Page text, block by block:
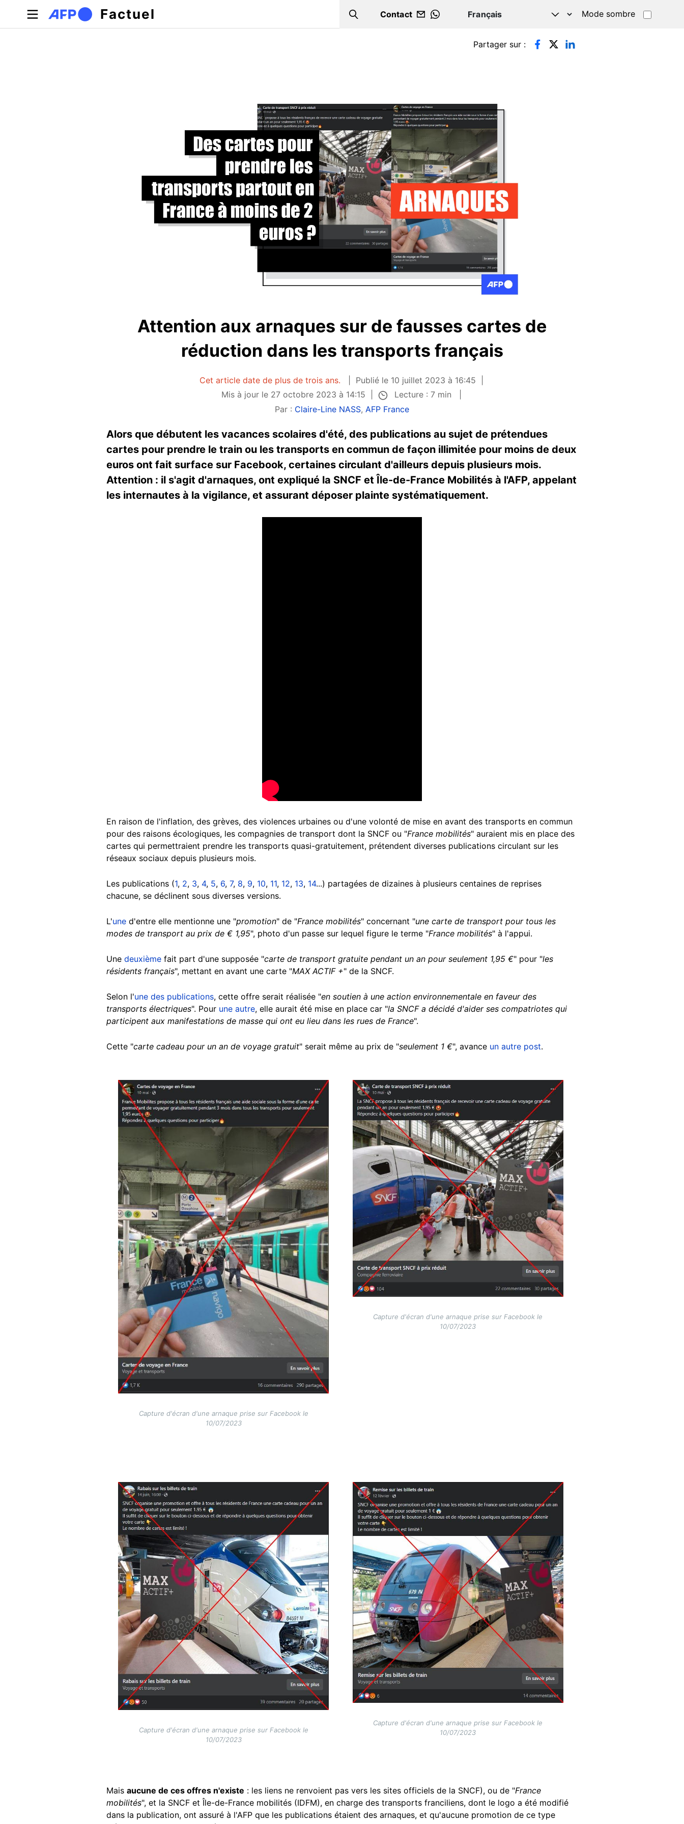
Aller au contenu principal
Factuel Search
Contact
WHATSAPP
Mode sombre
Onglets principaux Partager sur :
Attention aux arnaques sur de fausses cartes de
réduction dans les transports français
Cet article date de plus de trois ans.
Publié le 10 juillet 2023 à 16:45
Mis à jour le 27 octobre 2023 à 14:15
Lecture : 7 min
Par : Claire-Line NASS, AFP France
Alors que débutent les vacances scolaires d'été, des publications au sujet de prétendues
cartes pour prendre le train ou les transports en commun de façon illimitée pour moins de deux
euros ont fait surface sur Facebook, certaines circulant d'ailleurs depuis plusieurs mois.
Attention : il s'agit d'arnaques, ont expliqué la SNCF et Île-de-France Mobilités à l'AFP, appelant
les internautes à la vigilance, et assurant déposer plainte systématiquement.
En raison de l'inflation, des grèves, des violences urbaines ou d'une volonté de mise en avant des transports en commun
pour des raisons écologiques, les compagnies de transport dont la SNCF ou "France mobilités" auraient mis en place des
cartes qui permettraient prendre les transports quasi-gratuitement, prétendent diverses publications circulant sur les
réseaux sociaux depuis plusieurs mois.
Les publications (1, 2, 3, 4, 5, 6, 7, 8, 9, 10, 11, 12, 13, 14...) partagées de dizaines à plusieurs centaines de reprises
chacune, se déclinent sous diverses versions.
L'une d'entre elle mentionne une "promotion" de "France mobilités" concernant "une carte de transport pour tous les
modes de transport au prix de € 1,95", photo d'un passe sur lequel figure le terme "France mobilités" à l'appui.
Une deuxième fait part d'une supposée "carte de transport gratuite pendant un an pour seulement 1,95 €" pour "les
résidents français", mettant en avant une carte "MAX ACTIF +" de la SNCF.
Selon l'une des publications, cette offre serait réalisée "en soutien à une action environnementale en faveur des
transports électriques". Pour une autre, elle aurait été mise en place car "la SNCF a décidé d'aider ses compatriotes qui
participent aux manifestations de masse qui ont eu lieu dans les rues de France".
Cette "carte cadeau pour un an de voyage gratuit" serait même au prix de "seulement 1 €", avance un autre post.
Image
Capture d'écran d'une arnaque prise sur Facebook le
10/07/2023
Image
Capture d'écran d'une arnaque prise sur Facebook le
10/07/2023
Image
Capture d'écran d'une arnaque prise sur Facebook le
10/07/2023
Image
Capture d'écran d'une arnaque prise sur Facebook le
10/07/2023
Mais aucune de ces offres n'existe : les liens ne renvoient pas vers les sites officiels de la SNCF), ou de "France
mobilités", et la SNCF et Île-de-France mobilités (IDFM), en charge des transports franciliens, dont le logo a été modifié
dans la publication, ont assuré à l'AFP que les publications étaient des arnaques, et qu'aucune promotion de ce type